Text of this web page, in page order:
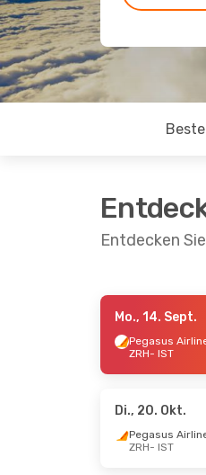
Entdecken
- Mo., 21. Sept.
Direkt
- Do., 10. Sept.
Mo., 14. Sept.
Pegasus
ZRH- IST
Di., 20. Okt.
Pegasus
ZRH- IST